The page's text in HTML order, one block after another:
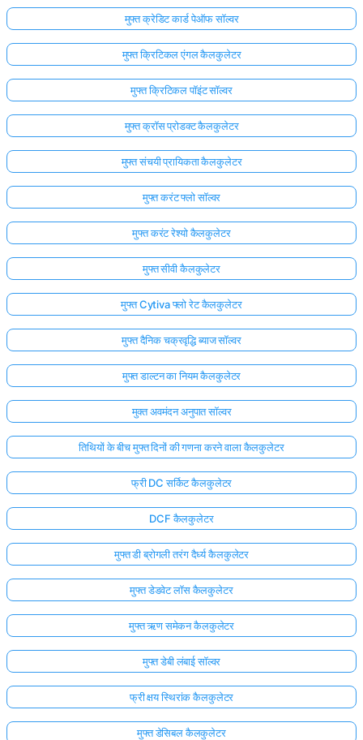
मुफ्त क्रेडिट कार्ड पेऑफ सॉल्वर
मुफ्त क्रिटिकल एंगल कैलकुलेटर
मुफ्त क्रिटिकल पॉइंट सॉल्वर
मुफ्त क्रॉस प्रोडक्ट कैलकुलेटर
मुफ्त संचयी प्रायिकता कैलकुलेटर
मुफ्त करंट फ्लो सॉल्वर
मुफ्त करंट रेश्यो कैलकुलेटर
मुफ्त सीवी कैलकुलेटर
मुफ्त Cytiva फ्लो रेट कैलकुलेटर
मुफ्त दैनिक चक्रवृद्धि ब्याज सॉल्वर
मुफ्त डाल्टन का नियम कैलकुलेटर
मुक्त अवमंदन अनुपात सॉल्वर
तिथियों के बीच मुफ्त दिनों की गणना करने वाला कैलकुलेटर
फ्री DC सर्किट कैलकुलेटर
DCF कैलकुलेटर
मुफ्त डी ब्रोगली तरंग दैर्ध्य कैलकुलेटर
मुफ्त डेडवेट लॉस कैलकुलेटर
मुफ्त ऋण समेकन कैलकुलेटर
मुफ्त डेबी लंबाई सॉल्वर
फ्री क्षय स्थिरांक कैलकुलेटर
मुफ्त डेसिबल कैलकुलेटर